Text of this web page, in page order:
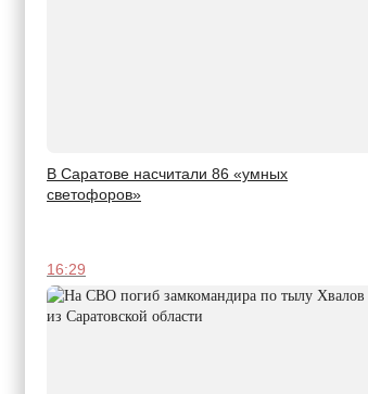
В Саратове насчитали 86 «умных
светофоров»
16:29